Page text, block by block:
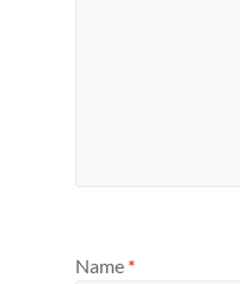
Name *